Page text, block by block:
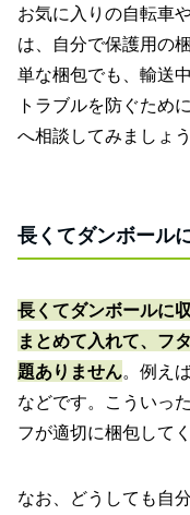
お気に入りの自転車
は、自分で保護用の
単な梱包でも、輸送
トラブルを防ぐため
へ相談してみましょう
長くてダンボール
長くてダンボールに
まとめて入れて、フ
題ありません。例え
などです。こういっ
フが適切に梱包して
なお、どうしても自